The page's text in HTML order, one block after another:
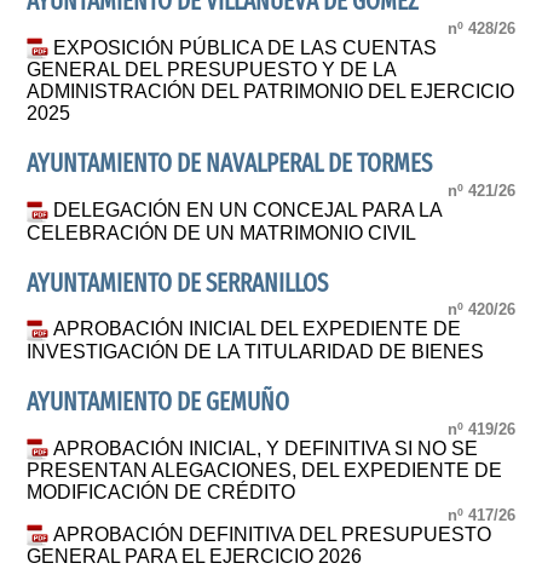
nº 428/26
EXPOSICIÓN PÚBLICA DE LAS CUENTAS
GENERAL DEL PRESUPUESTO Y DE LA
ADMINISTRACIÓN DEL PATRIMONIO DEL EJERCICIO
2025
AYUNTAMIENTO DE NAVALPERAL DE TORMES
nº 421/26
DELEGACIÓN EN UN CONCEJAL PARA LA
CELEBRACIÓN DE UN MATRIMONIO CIVIL
AYUNTAMIENTO DE SERRANILLOS
nº 420/26
APROBACIÓN INICIAL DEL EXPEDIENTE DE
INVESTIGACIÓN DE LA TITULARIDAD DE BIENES
AYUNTAMIENTO DE GEMUÑO
nº 419/26
APROBACIÓN INICIAL, Y DEFINITIVA SI NO SE
PRESENTAN ALEGACIONES, DEL EXPEDIENTE DE
MODIFICACIÓN DE CRÉDITO
nº 417/26
APROBACIÓN DEFINITIVA DEL PRESUPUESTO
GENERAL PARA EL EJERCICIO 2026